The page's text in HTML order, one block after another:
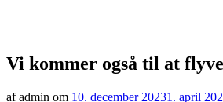
Vi kommer også til at
af admin om 10. december 20231. april